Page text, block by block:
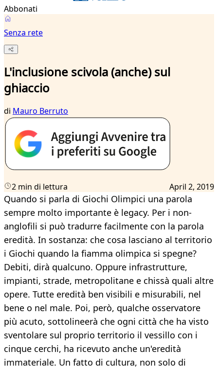
Abbonati
Senza rete
L'inclusione scivola (anche) sul
ghiaccio
di Mauro Berruto
2 min di lettura April 2, 2019
Quando si parla di Giochi Olimpici una parola
sempre molto importante è legacy. Per i non-
anglofili si può tradurre facilmente con la parola
eredità. In sostanza: che cosa lasciano al territorio
i Giochi quando la fiamma olimpica si spegne?
Debiti, dirà qualcuno. Oppure infrastrutture,
impianti, strade, metropolitane e chissà quali altre
opere. Tutte eredità ben visibili e misurabili, nel
bene o nel male. Poi, però, qualche osservatore
più acuto, sottolineerà che ogni città che ha visto
sventolare sul proprio territorio il vessillo con i
cinque cerchi, ha ricevuto anche un'eredità
immateriale. Un fatto di cultura, non solo di